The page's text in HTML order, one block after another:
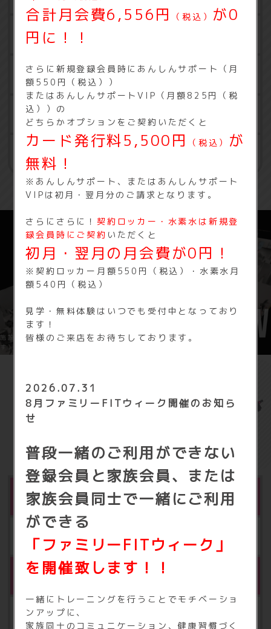
契約ロッカー
施設内を3Dで見学できます（※3DはFIT365イオン今治のものになりま
す）
FIT365 根室の
月会費
月額 2,980円（税込3,278円）
会員カード発行料※1
合計月会費6,556円 （税込） が0
円に！！
さらに新規登録会員時にあんしんサポート（月
額550円（税込））
またはあんしんサポートVIP（月額825円（税
込））の
どちらかオプションをご契約いただくと
カード発行料5,500円 （税込） が
無料！
※あんしんサポート、またはあんしんサポート
VIPは初月・翌月分のご請求となります。
さらにさらに！ 契約ロッカー ・水素水は新規登
録会員時にご契約 いただくと
初月・翌月の月会費が0円！
※契約ロッカー月額550円（税込）・水素水月
額540円（税込）
見学・無料体験はいつでも受付中となっており
ます！
皆様のご来店をお待ちしております。
2026.07.31
8月ファミリーFITウィーク開催のお知ら
せ
普段一緒のご利用ができない
登録会員と家族会員、または
家族会員同士で一緒にご利用
ができる
「ファミリーFITウィーク」
を開催致します！！
一緒にトレーニングを行うことでモチベーショ
ンアップに、
家族同士のコミュニケーション、健康習慣づく